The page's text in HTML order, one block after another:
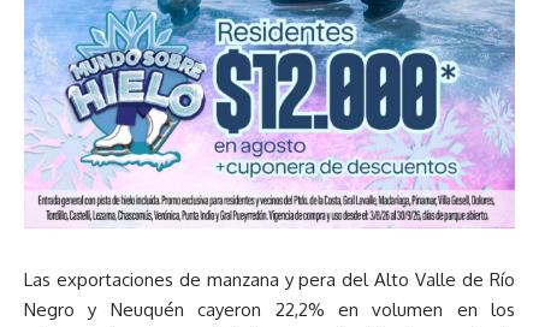
Las exportaciones de manzana y pera del Alto Valle de Río
Negro y Neuquén cayeron 22,2% en volumen en los